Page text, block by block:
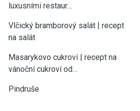
luxusními restaur…
Vlčický bramborový salát | recept
na salát
Masarykovo cukroví | recept na
vánoční cukroví od…
Pindruše